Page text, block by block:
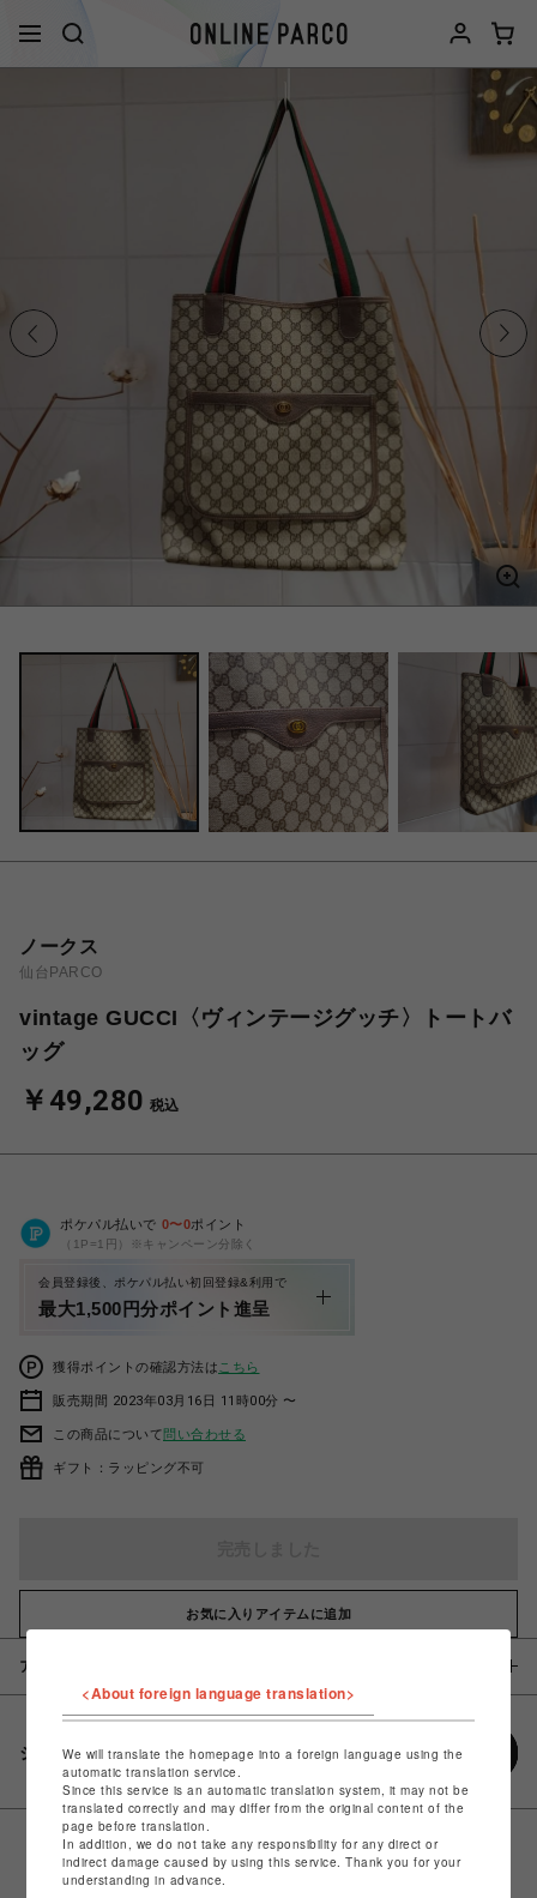
ノークス
仙台PARCO
vintage GUCCI〈ヴィンテージグッチ〉トートバ
ッグ
￥49,280 税込
ポケパル払いで 0〜0ポイント
（1P=1円）※キャンペーン分除く
会員登録後、ポケパル払い初回登録&利用で
最大1,500円分ポイント進呈
獲得ポイントの確認方法は こちら
販売期間 2023年03月16日 11時00分 〜
この商品について問い合わせる
ギフト：ラッピング不可
お気に入りアイテムに追加
アイテム説明 / 素材
シェアする
<About foreign language translation>
We will translate the homepage into a foreign language using the
automatic translation service.
Since this service is an automatic translation system, it may not be
translated correctly and may differ from the original content of the
page before translation.
In addition, we do not take any responsibility for any direct or
indirect damage caused by using this service. Thank you for your
understanding in advance.